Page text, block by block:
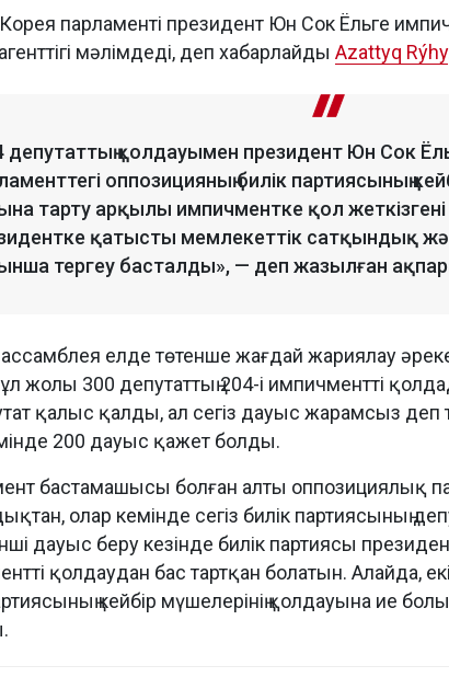
Корея парламенті президент Юн Сок Ёльге
мәлімдеді, деп хабарлайды Azattyq Rýhy
депутаттың қолдауымен президент Юн Сок
оппозицияның билік партиясының
тарту арқылы импичментке қол жеткізгені
қатысты мемлекеттік сатқындық
тергеу басталды», — деп жазылған
елде төтенше жағдай жариялау
жолы 300 депутаттың 204-і импичментті
қалыс қалды, ал сегіз дауыс жарамсыз
200 дауыс қажет болды.
бастамашысы болған алты оппозициялық
олар кемінде сегіз билік партиясының
дауыс беру кезінде билік партиясы
қолдаудан бас тартқан болатын. Алайда,
кейбір мүшелерінің қолдауына ие